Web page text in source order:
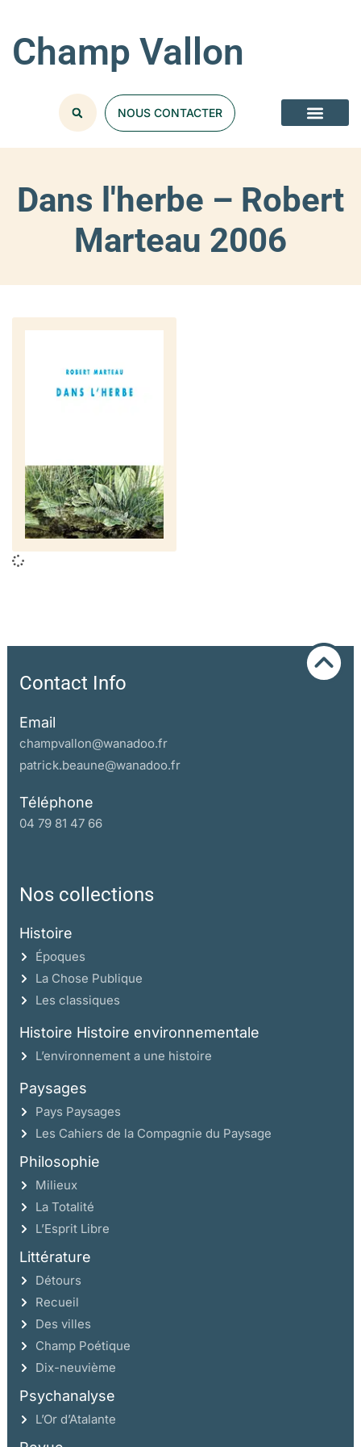
Champ Vallon
NOUS CONTACTER
Dans l'herbe – Robert
Marteau 2006
Contact Info
Email
champvallon@wanadoo.fr
patrick.beaune@wanadoo.fr
Téléphone
04 79 81 47 66
Nos collections
Histoire
Époques
La Chose Publique
Les classiques
Histoire Histoire environnementale
L’environnement a une histoire
Paysages
Pays Paysages
Les Cahiers de la Compagnie du Paysage
Philosophie
Milieux
La Totalité
L’Esprit Libre
Littérature
Détours
Recueil
Des villes
Champ Poétique
Dix-neuvième
Psychanalyse
L’Or d’Atalante